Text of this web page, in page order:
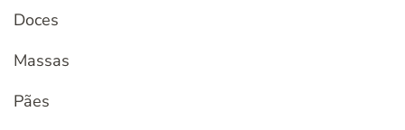
Doces
Massas
Pães